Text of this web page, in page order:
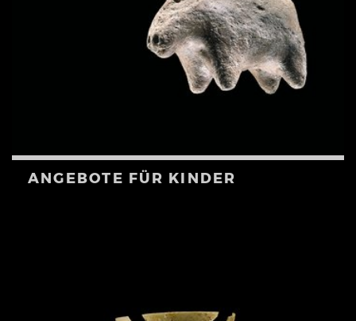
ANGEBOTE FÜR KINDER